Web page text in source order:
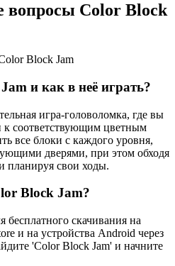
вопросы Color Block
Block Jam
и как в неё играть?
игра-головоломка, где вы
к соответствующим цветным
все блоки с каждого уровня,
дверями, при этом обходя
планируя свои ходы.
Block Jam?
бесплатного скачивания на
и на устройства Android через
'Color Block Jam' и начните